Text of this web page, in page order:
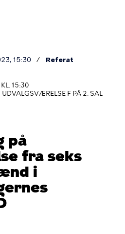
15:30 Referat
15:30
F PÅ 2. SAL
på
fra seks
i